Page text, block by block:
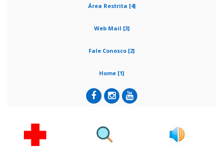
Área Restrita [4]
Web Mail [3]
Fale Conosco [2]
Home [1]